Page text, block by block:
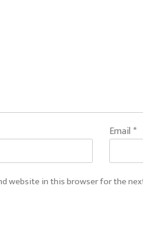
Email *
website in this browser for the